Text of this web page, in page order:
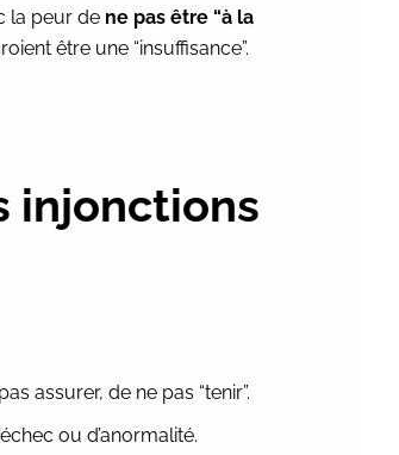
la peur de ne pas être “à la
être une “insuffisance”.
injonctions
assurer, de ne pas “tenir”.
ou d’anormalité.